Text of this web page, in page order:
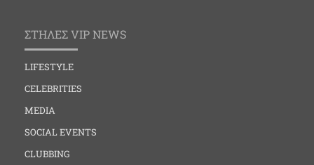
ΣΤΗΛΕΣ VIP NEWS
LIFESTYLE
CELEBRITIES
MEDIA
SOCIAL EVENTS
CLUBBING